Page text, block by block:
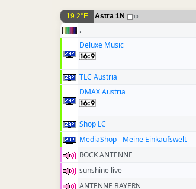
19.2°E Astra 1N 10
.
Deluxe Music
TLC Austria
DMAX Austria
Shop LC
MediaShop - Meine Einkaufswelt
ROCK ANTENNE
sunshine live
ANTENNE BAYERN